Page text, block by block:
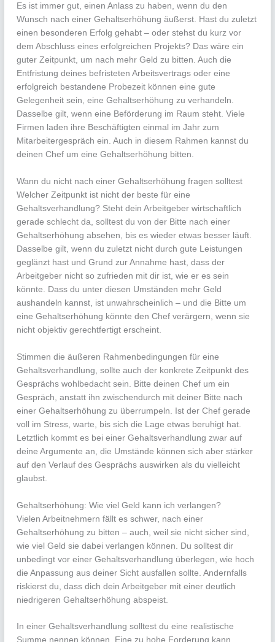
Es ist immer gut, einen Anlass zu haben, wenn du den
Wunsch nach einer Gehaltserhöhung äußerst. Hast du zuletzt
einen besonderen Erfolg gehabt – oder stehst du kurz vor
dem Abschluss eines erfolgreichen Projekts? Das wäre ein
guter Zeitpunkt, um nach mehr Geld zu bitten. Auch die
Entfristung deines befristeten Arbeitsvertrags oder eine
erfolgreich bestandene Probezeit können eine gute
Gelegenheit sein, eine Gehaltserhöhung zu verhandeln.
Dasselbe gilt, wenn eine Beförderung im Raum steht. Viele
Firmen laden ihre Beschäftigten einmal im Jahr zum
Mitarbeitergespräch ein. Auch in diesem Rahmen kannst du
deinen Chef um eine Gehaltserhöhung bitten.
Wann du nicht nach einer Gehaltserhöhung fragen solltest
Welcher Zeitpunkt ist nicht der beste für eine
Gehaltsverhandlung? Steht dein Arbeitgeber wirtschaftlich
gerade schlecht da, solltest du von der Bitte nach einer
Gehaltserhöhung absehen, bis es wieder etwas besser läuft.
Dasselbe gilt, wenn du zuletzt nicht durch gute Leistungen
geglänzt hast und Grund zur Annahme hast, dass der
Arbeitgeber nicht so zufrieden mit dir ist, wie er es sein
könnte. Dass du unter diesen Umständen mehr Geld
aushandeln kannst, ist unwahrscheinlich – und die Bitte um
eine Gehaltserhöhung könnte den Chef verärgern, wenn sie
nicht objektiv gerechtfertigt erscheint.
Stimmen die äußeren Rahmenbedingungen für eine
Gehaltsverhandlung, sollte auch der konkrete Zeitpunkt des
Gesprächs wohlbedacht sein. Bitte deinen Chef um ein
Gespräch, anstatt ihn zwischendurch mit deiner Bitte nach
einer Gehaltserhöhung zu überrumpeln. Ist der Chef gerade
voll im Stress, warte, bis sich die Lage etwas beruhigt hat.
Letztlich kommt es bei einer Gehaltsverhandlung zwar auf
deine Argumente an, die Umstände können sich aber stärker
auf den Verlauf des Gesprächs auswirken als du vielleicht
glaubst.
Gehaltserhöhung: Wie viel Geld kann ich verlangen?
Vielen Arbeitnehmern fällt es schwer, nach einer
Gehaltserhöhung zu bitten – auch, weil sie nicht sicher sind,
wie viel Geld sie dabei verlangen können. Du solltest dir
unbedingt vor einer Gehaltsverhandlung überlegen, wie hoch
die Anpassung aus deiner Sicht ausfallen sollte. Andernfalls
riskierst du, dass dich dein Arbeitgeber mit einer deutlich
niedrigeren Gehaltserhöhung abspeist.
In einer Gehaltsverhandlung solltest du eine realistische
Summe nennen können. Eine zu hohe Forderung kann